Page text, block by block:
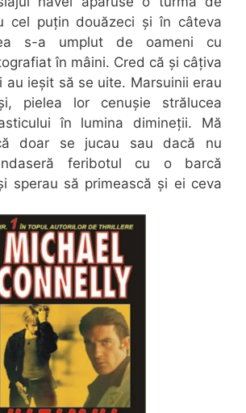
cel puțin douăzeci și în câteva
s-a umplut de oameni cu
în mâini. Cred că și câțiva
au ieșit să se uite. Marsuinii erau
pielea lor cenușie strălucea
în lumina dimineții. Mă
doar se jucau sau dacă nu
feribotul cu o barcă
sperau să primească și ei ceva